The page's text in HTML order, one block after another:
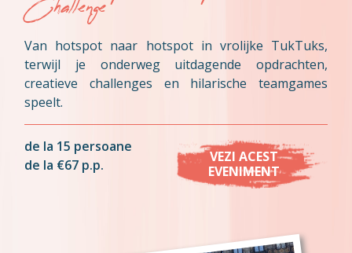
Van hotspot naar hotspot in vrolijke TukTuks,
terwijl je onderweg uitdagende opdrachten,
creatieve challenges en hilarische teamgames
speelt.
de la 15 persoane
de la €67 p.p.
VEZI ACEST
EVENIMENT